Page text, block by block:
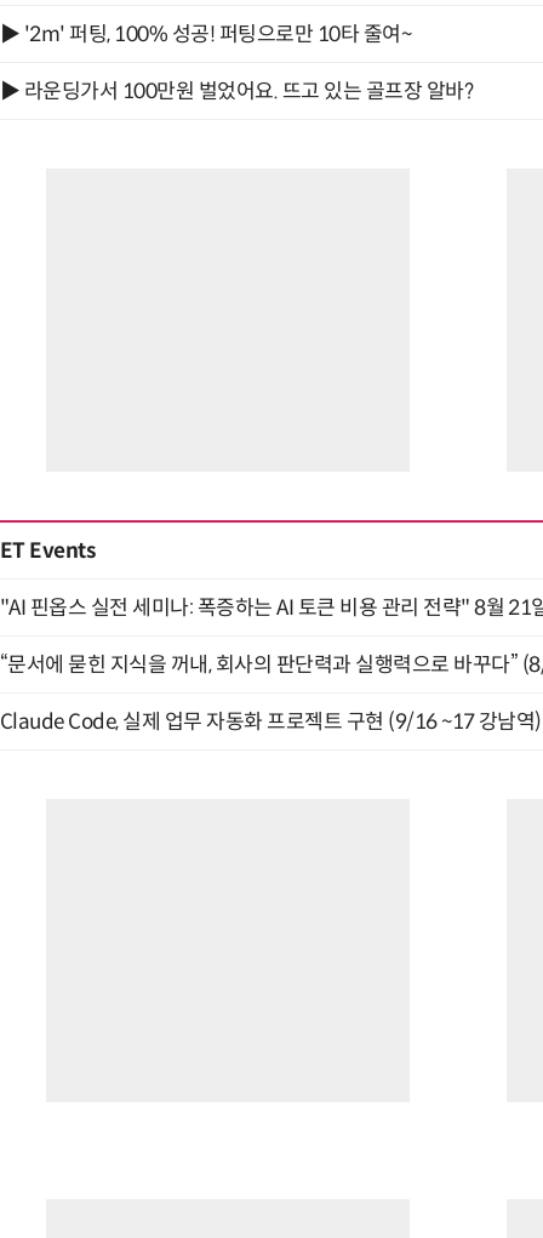
▶ '2m' 퍼팅, 100% 성공! 퍼팅으로만 10타 줄여~
▶ 라운딩가서 100만원 벌었어요. 뜨고 있는 골프장 알바?
ET Events
"AI 핀옵스 실전 세미나: 폭증하는 AI 토큰 비용 관리 전략" 8월 21
“문서에 묻힌 지식을 꺼내, 회사의 판단력과 실행력으로 바꾸다”
Claude Code, 실제 업무 자동화 프로젝트 구현 (9/16 ~17 강남역)